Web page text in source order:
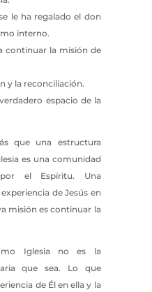
le ha regalado el don
interno.
continuar la misión de
y la reconciliación.
espacio de la
que una estructura
es una comunidad
el Espíritu. Una
de Jesús en
misión es continuar la
Iglesia no es la
que sea. Lo que
de Él en ella y la